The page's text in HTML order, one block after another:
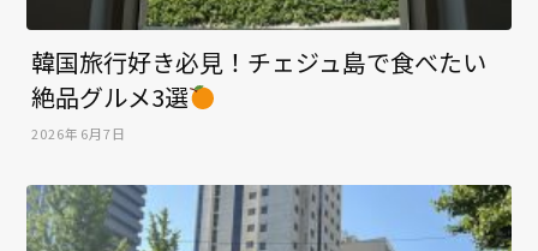
韓国旅行好き必見！チェジュ島で食べたい
絶品グルメ3選
2026年6月7日